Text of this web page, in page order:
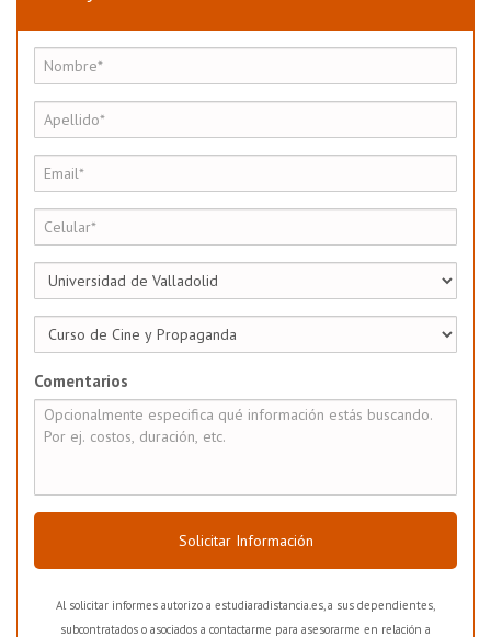
Comentarios
Solicitar Información
Al solicitar informes autorizo a estudiaradistancia.es, a sus dependientes,
subcontratados o asociados a contactarme para asesorarme en relación a